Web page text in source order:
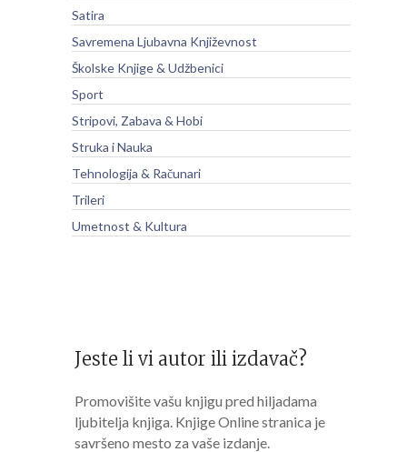
Satira
Savremena Ljubavna Književnost
Školske Knjige & Udžbenici
Sport
Stripovi, Zabava & Hobi
Struka i Nauka
Tehnologija & Računari
Trileri
Umetnost & Kultura
Jeste li vi autor ili izdavač?
Promovišite vašu knjigu pred hiljadama
ljubitelja knjiga. Knjige Online stranica je
savršeno mesto za vaše izdanje.